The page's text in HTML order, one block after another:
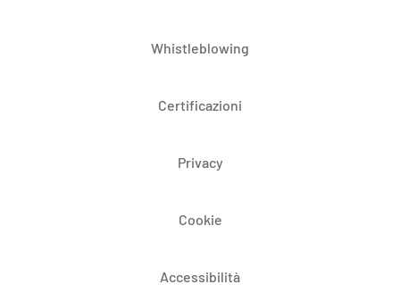
Whistleblowing
Certificazioni
Privacy
Cookie
Accessibilità